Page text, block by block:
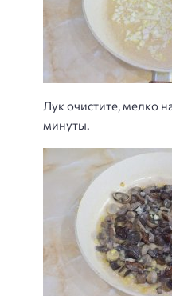
Лук очистите, мелко
минуты.